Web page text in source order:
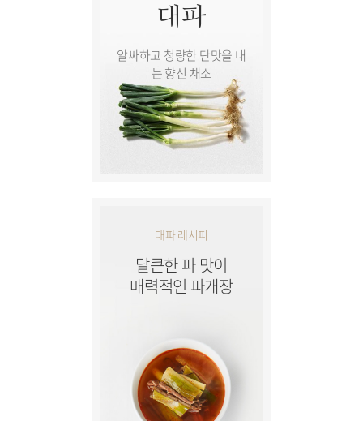
대파
알싸하고 청량한 단맛을 내
는 향신 채소
대파 레시피
달큰한 파 맛이
매력적인 파개장